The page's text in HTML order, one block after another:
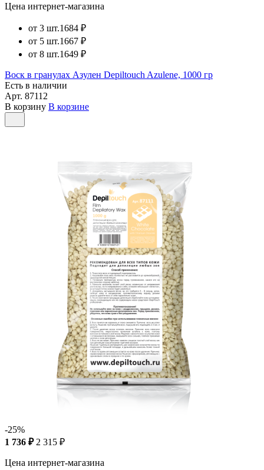
Цена интернет-магазина
от 3 шт.1684 ₽
от 5 шт.1667 ₽
от 8 шт.1649 ₽
Воск в гранулах Азулен Depiltouch Azulene, 1000 гр
Есть в наличии
Арт. 87112
В корзину В корзине
-25%
1 736 ₽ 2 315 ₽
Цена интернет-магазина